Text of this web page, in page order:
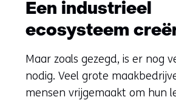
Een industrieel
ecosysteem
Maar zoals gezegd, is er nog
nodig. Veel grote
mensen vrijgemaakt om hun